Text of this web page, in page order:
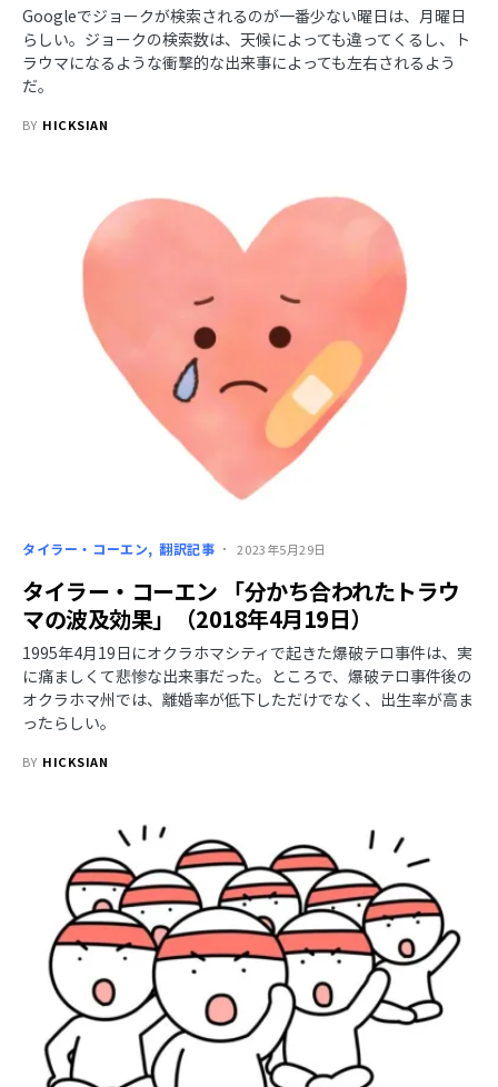
Googleでジョークが検索されるのが一番少ない曜日は、月曜日
らしい。ジョークの検索数は、天候によっても違ってくるし、ト
ラウマになるような衝撃的な出来事によっても左右されるよう
だ。
BY HICKSIAN
タイラー・コーエン 翻訳記事 2023年5月29日
タイラー・コーエン 「分かち合われたトラウ
マの波及効果」（2018年4月19日）
1995年4月19日にオクラホマシティで起きた爆破テロ事件は、実
に痛ましくて悲惨な出来事だった。ところで、爆破テロ事件後の
オクラホマ州では、離婚率が低下しただけでなく、出生率が高ま
ったらしい。
BY HICKSIAN